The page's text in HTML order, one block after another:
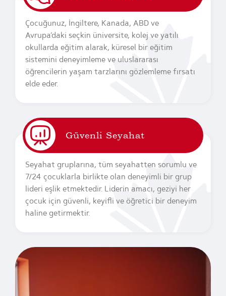
Çocuğunuz, İngiltere, Kanada, ABD ve
Avrupa’daki seçkin üniversite, kolej ve yatılı
okullarda eğitim alarak, küresel bir eğitim
sistemini deneyimleme ve uluslararası
öğrencilerin yaşam tarzlarını gözlemleme fırsatı
elde eder.
Güvenli Seyahat
Seyahat gruplarına, tüm seyahatten sorumlu ve
7/24 çocuklarla birlikte olan deneyimli bir grup
lideri eşlik etmektedir. Liderin amacı, geziyi her
çocuk için güvenli, keyifli ve öğretici bir deneyim
haline getirmektir.